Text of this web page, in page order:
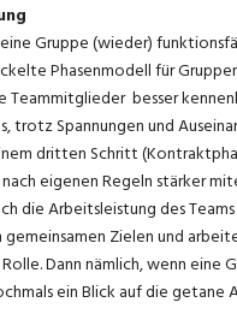
Gruppe (wieder)
Phasenmodell für
Teammitglieder besser
trotz Spannungen und
dritten Schritt
eigenen Regeln stärker
die Arbeitsleistung des
Zielen und
Dann nämlich, wenn
ein Blick auf die